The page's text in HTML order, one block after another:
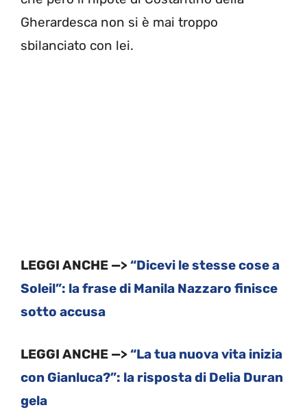
Gherardesca non si è mai troppo
sbilanciato con lei.
LEGGI ANCHE —>“Dicevi le stesse cose a
Soleil”: la frase di Manila Nazzaro finisce
sotto accusa
LEGGI ANCHE —>“La tua nuova vita inizia
con Gianluca?”: la risposta di Delia Duran
gela